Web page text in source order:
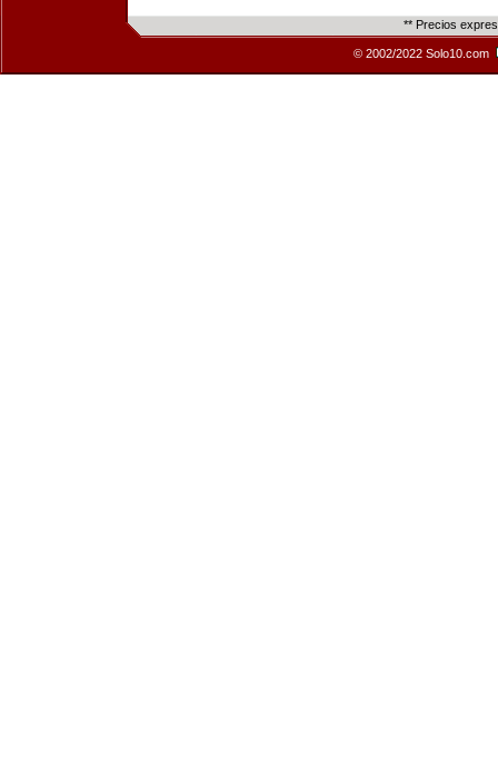
** Precios
© 2002/2022 Solo10.com